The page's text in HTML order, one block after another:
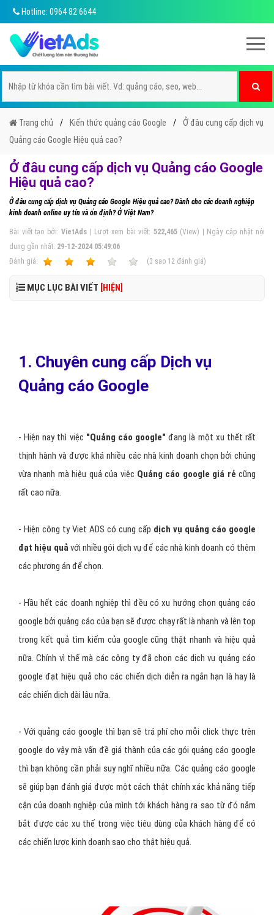
Hotline: 0964 82 6644
Trang chủ Kiến thức quảng cáo Google
Ở đâu cung cấp dịch vụ
Quảng cáo Google Hiệu quả cao?
Ở đâu cung cấp dịch vụ Quảng cáo Google
Hiệu quả cao?
Ở đâu cung cấp dịch vụ Quảng cáo Google Hiệu quả cao? Dành cho các doanh nghiệp
kinh doanh online uy tín và ổn định? Ở Việt Nam?
Bài viết tạo bởi:VietAds | Lượt xem bài viết: 522,465(View) | Ngày cập nhật nội
dung gần nhất: 29-12-2024 05:49:06
Ðánh giá:
(3 sao 12 đánh giá)
MỤC LỤC BÀI VIẾT [HIỆN]
1. Chuyên cung cấp Dịch vụ
Quảng cáo Google
- Hiện nay thì việc "Quảng cáo google" đang là một xu thết rất
thịnh hành và được khá nhiều các nhà kinh doanh chọn bởi chúng
vừa nhanh mà hiệu quả của việc Quảng cáo google giá rẻ cũng
rất cao nữa.
- Hiện công ty Viet ADS có cung cấp dịch vụ quảng cáo google
đạt hiệu quảvới nhiều gói dịch vụ để các nhà kinh doanh có thêm
các phương án để chọn.
- Hầu hết các doanh nghiệp thì đều có xu hướng chọn quảng cáo
google bởi quảng cáo của bạn sẽ được chạy rất là nhanh và lên top
trong kết quả tìm kiếm của google cũng thật nhanh và hiệu quả
nữa. Chính vì thế mà các công ty đã chọn các dịch vụ quảng cáo
google đạt hiệu quả cho các chiến dịch diễn ra ngắn hạn là hay là
các chiến dịch dài lâu nữa.
- Với quảng cáo google thì bạn sẽ trá phí cho mỗi click thực trên
google do vậy mà vấn đề giá thành của các gói quảng cáo google
thì bạn không cần phải suy nghĩ nhiều nữa. Các quảng cáo google
sẽ giúp bạn đánh giá được một cách thật chính xác khả năng tiếp
cận của doanh nghiệp của mình tới khách hàng ra sao từ đó nắm
bắt được các xu thế trong việc tiêu dùng của khách hàng để có
các chiến lược kinh doanh sao cho thật hiệu quả.